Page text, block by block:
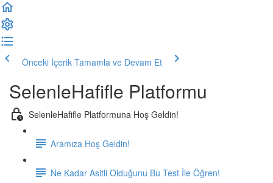
Önceki İçerik Tamamla ve Devam Et
SelenleHafifle Platformu
SelenleHafifle Platformuna Hoş Geldin!
Aramıza Hoş Geldin!
Ne Kadar Asitli Olduğunu Bu Test İle Öğren!